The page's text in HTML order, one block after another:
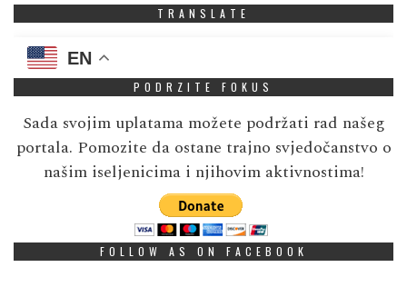
TRANSLATE
EN
PODRZITE FOKUS
Sada svojim uplatama možete podržati rad našeg
portala. Pomozite da ostane trajno svjedočanstvo o
našim iseljenicima i njihovim aktivnostima!
FOLLOW AS ON FACEBOOK